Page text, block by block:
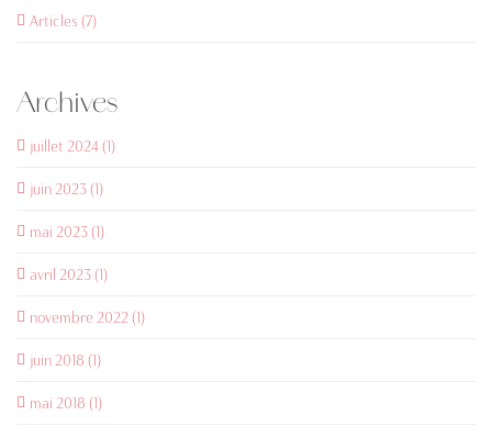
Articles (7)
Archives
juillet 2024 (1)
juin 2023 (1)
mai 2023 (1)
avril 2023 (1)
novembre 2022 (1)
juin 2018 (1)
mai 2018 (1)